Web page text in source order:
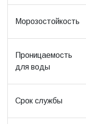
Морозостойкость
Проницаемость
для воды
Срок службы